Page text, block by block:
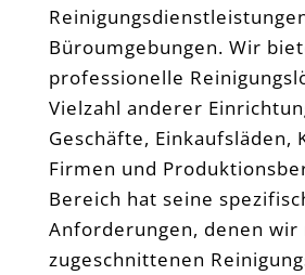
Büroumgebungen. Wir
professionelle
Vielzahl anderer
Geschäfte, Einkaufsläden,
Firmen und
Bereich hat seine
Anforderungen, denen
zugeschnittenen